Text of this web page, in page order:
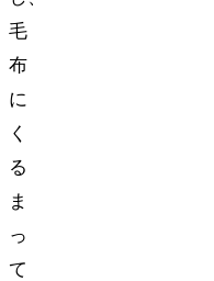
毛
布
に
く
る
ま
っ
て